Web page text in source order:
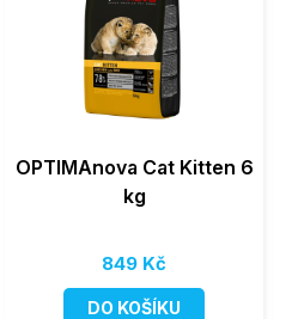
OPTIMAnova Cat Kitten 6
kg
849 Kč
DO KOŠÍKU